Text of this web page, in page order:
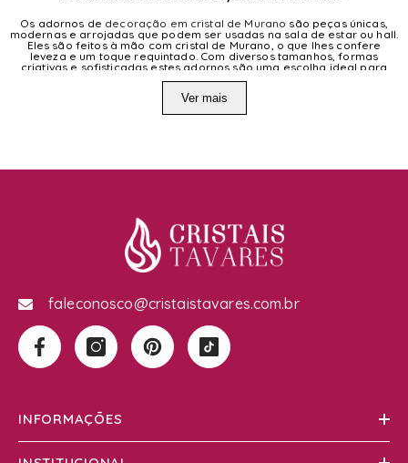
Os adornos de decoração em cristal de Murano são peças únicas,
modernas e arrojadas que podem ser usadas na sala de estar ou hall.
Eles são feitos à mão com cristal de Murano, o que lhes confere
leveza e um toque requintado. Com diversos tamanhos, formas
criativas e sofisticadas estes adornos são uma escolha ideal para
COMPRAR ADORNOS DECORATIVOS PARA MESAS E
beleza dos seus produtos.
Ver mais
faleconosco@cristaistavares.com.br
INFORMAÇÕES